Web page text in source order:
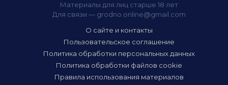
Материалы для лиц старше 18 лет
Для связи — grodno.online@gmail.com
О сайте и контакты
Пользовательское соглашение
Политика обработки персональных данных
Политика обработки файлов cookie
Правила использования материалов